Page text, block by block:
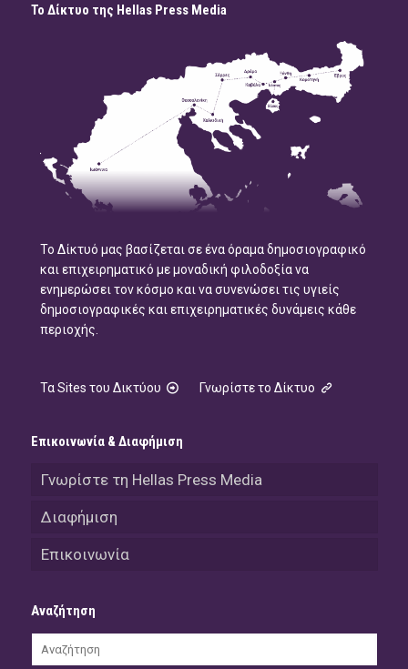
Το Δίκτυο της Hellas Press Media
Το Δίκτυό μας βασίζεται σε ένα όραμα δημοσιογραφικό
και επιχειρηματικό με μοναδική φιλοδοξία να
ενημερώσει τον κόσμο και να συνενώσει τις υγιείς
δημοσιογραφικές και επιχειρηματικές δυνάμεις κάθε
περιοχής.
Τα Sites του Δικτύου Γνωρίστε το Δίκτυο
Επικοινωνία & Διαφήμιση
Γνωρίστε τη Hellas Press Media
Διαφήμιση
Επικοινωνία
Αναζήτηση